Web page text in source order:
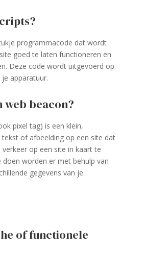
programmacode dat wordt
goed te laten functioneren en
Deze code wordt uitgevoerd op
apparatuur.
web beacon?
pixel tag) is een klein,
of afbeelding op een site dat
op een site in kaart te
doen worden er met behulp van
gegevens van je
of functionele